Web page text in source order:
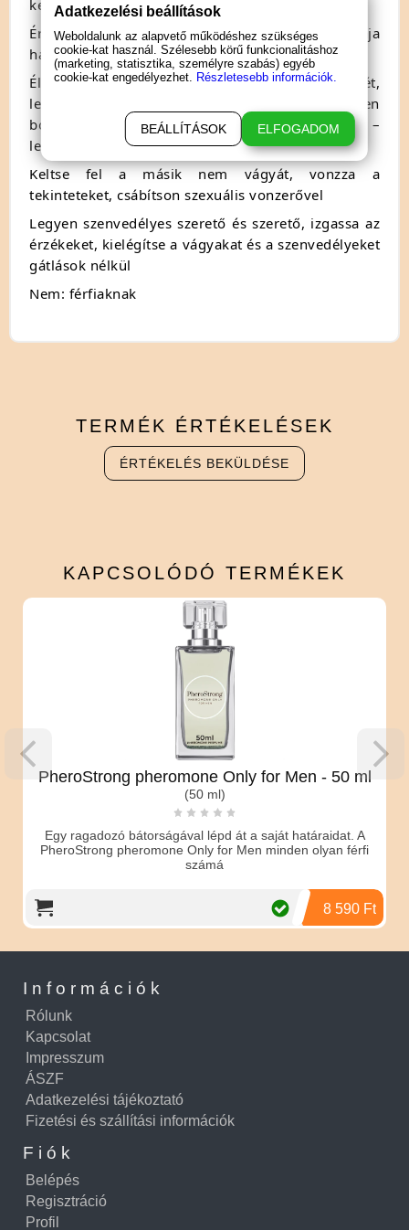
kedvességet az emberekben, akikkel találkozik!
Érjen el szakmai sikereket, növelje munkája
hatékonyságát, szerezzen előléptetéseket!
Élvezze a környezete tiszteletét és elismerését,
legyen tekintély otthon és a baráti körben Legyen
boldog, szeretett és kiteljesedett férfi vagy nő –
legyen SIKERES EMBER!
Keltse fel a másik nem vágyát, vonzza a
tekinteteket, csábítson szexuális vonzerővel
Legyen szenvedélyes szerető és szerető, izgassa az
érzékeket, kielégítse a vágyakat és a szenvedélyeket
gátlások nélkül
Nem: férfiaknak
TERMÉK ÉRTÉKELÉSEK
ÉRTÉKELÉS BEKÜLDÉSE
KAPCSOLÓDÓ TERMÉKEK
PheroStrong pheromone Only for Men - 50 ml
(50 ml)
Egy ragadozó bátorságával lépd át a saját határaidat. A
PheroStrong pheromone Only for Men minden olyan férfi
számá
8 590 Ft
Információk
Rólunk
Kapcsolat
Impresszum
ÁSZF
Adatkezelési tájékoztató
Fizetési és szállítási információk
Fiók
Belépés
Regisztráció
Profil
Adatkezelési beállítások
Weboldalunk az alapvető működéshez szükséges
cookie-kat használ. Szélesebb körű funkcionalitáshoz
(marketing, statisztika, személyre szabás) egyéb
cookie-kat engedélyezhet. Részletesebb információk.
BEÁLLÍTÁSOK ELFOGADOM